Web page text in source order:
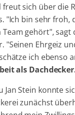
sich über die
"Ich bin sehr froh,
gehört", sagt
"Seinen Ehrgeiz
ich ebenso
als
Jan Stein konnte
zunächst